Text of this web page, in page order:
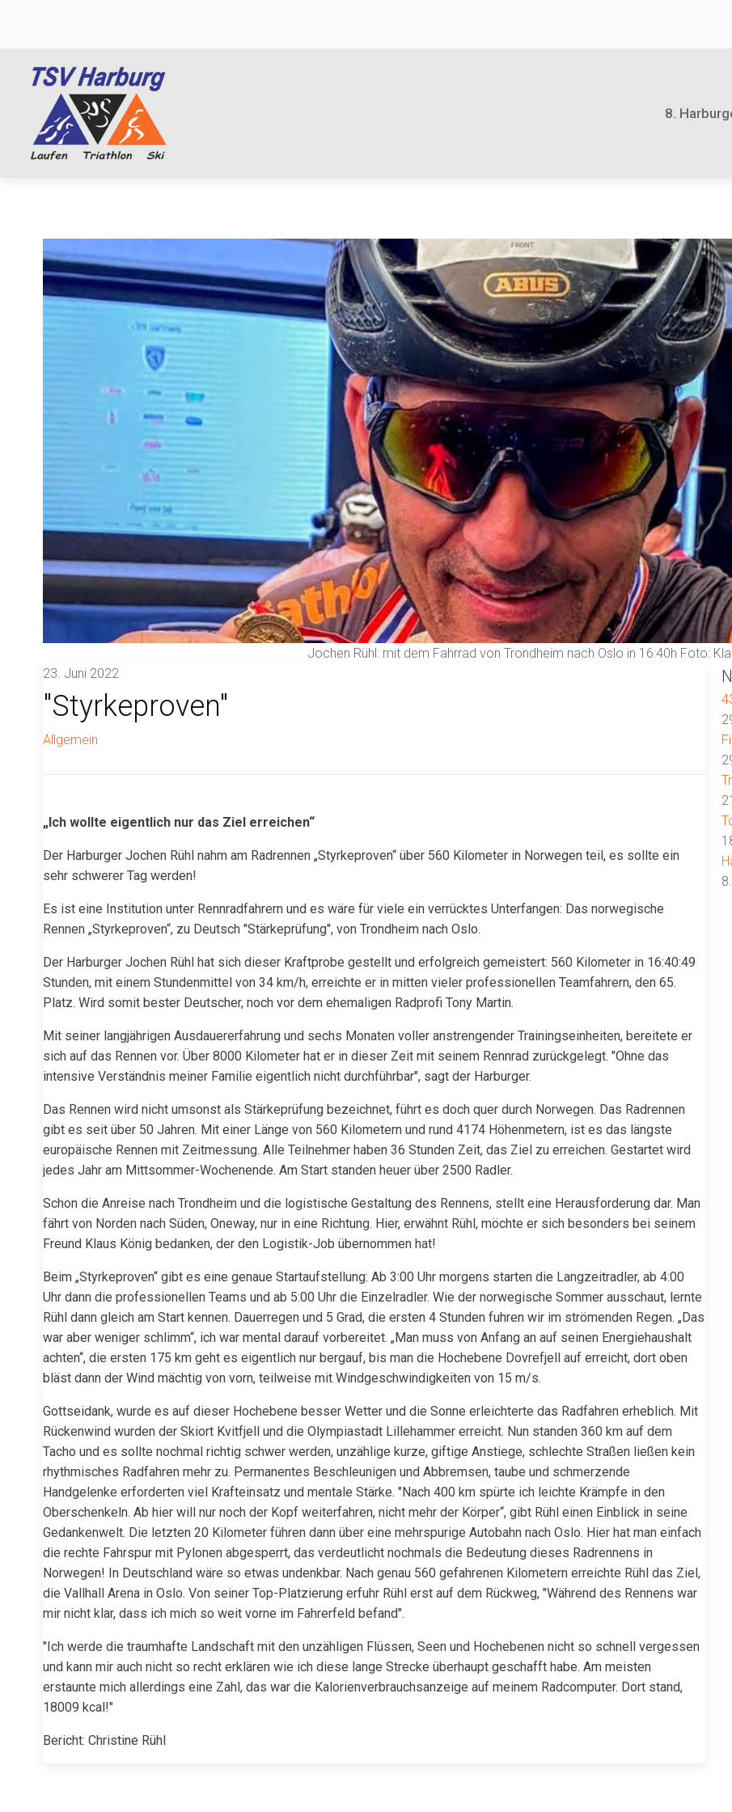
8.
Jochen Rühl: mit dem Fahrrad von Trondheim nach Oslo in 16:40h Foto:
23. Juni 2022
"Styrkeproven"
Allgemein
„Ich wollte eigentlich nur das Ziel erreichen“
Der Harburger Jochen Rühl nahm am Radrennen „Styrkeproven“ über 560 Kilometer in Norwegen teil, es sollte ein
sehr schwerer Tag werden!
Es ist eine Institution unter Rennradfahrern und es wäre für viele ein verrücktes Unterfangen: Das norwegische
Rennen „Styrkeproven“, zu Deutsch "Stärkeprüfung", von Trondheim nach Oslo.
Der Harburger Jochen Rühl hat sich dieser Kraftprobe gestellt und erfolgreich gemeistert: 560 Kilometer in 16:40:49
Stunden, mit einem Stundenmittel von 34 km/h, erreichte er in mitten vieler professionellen Teamfahrern, den 65.
Platz. Wird somit bester Deutscher, noch vor dem ehemaligen Radprofi Tony Martin.
Mit seiner langjährigen Ausdauererfahrung und sechs Monaten voller anstrengender Trainingseinheiten, bereitete er
sich auf das Rennen vor. Über 8000 Kilometer hat er in dieser Zeit mit seinem Rennrad zurückgelegt. "Ohne das
intensive Verständnis meiner Familie eigentlich nicht durchführbar", sagt der Harburger.
Das Rennen wird nicht umsonst als Stärkeprüfung bezeichnet, führt es doch quer durch Norwegen. Das Radrennen
gibt es seit über 50 Jahren. Mit einer Länge von 560 Kilometern und rund 4174 Höhenmetern, ist es das längste
europäische Rennen mit Zeitmessung. Alle Teilnehmer haben 36 Stunden Zeit, das Ziel zu erreichen. Gestartet wird
jedes Jahr am Mittsommer-Wochenende. Am Start standen heuer über 2500 Radler.
Schon die Anreise nach Trondheim und die logistische Gestaltung des Rennens, stellt eine Herausforderung dar. Man
fährt von Norden nach Süden, Oneway, nur in eine Richtung. Hier, erwähnt Rühl, möchte er sich besonders bei seinem
Freund Klaus König bedanken, der den Logistik-Job übernommen hat!
Beim „Styrkeproven“ gibt es eine genaue Startaufstellung: Ab 3:00 Uhr morgens starten die Langzeitradler, ab 4:00
Uhr dann die professionellen Teams und ab 5:00 Uhr die Einzelradler. Wie der norwegische Sommer ausschaut, lernte
Rühl dann gleich am Start kennen. Dauerregen und 5 Grad, die ersten 4 Stunden fuhren wir im strömenden Regen. „Das
war aber weniger schlimm“, ich war mental darauf vorbereitet. „Man muss von Anfang an auf seinen Energiehaushalt
achten“, die ersten 175 km geht es eigentlich nur bergauf, bis man die Hochebene Dovrefjell auf erreicht, dort oben
bläst dann der Wind mächtig von vorn, teilweise mit Windgeschwindigkeiten von 15 m/s.
Gottseidank, wurde es auf dieser Hochebene besser Wetter und die Sonne erleichterte das Radfahren erheblich. Mit
Rückenwind wurden der Skiort Kvitfjell und die Olympiastadt Lillehammer erreicht. Nun standen 360 km auf dem
Tacho und es sollte nochmal richtig schwer werden, unzählige kurze, giftige Anstiege, schlechte Straßen ließen kein
rhythmisches Radfahren mehr zu. Permanentes Beschleunigen und Abbremsen, taube und schmerzende
Handgelenke erforderten viel Krafteinsatz und mentale Stärke. "Nach 400 km spürte ich leichte Krämpfe in den
Oberschenkeln. Ab hier will nur noch der Kopf weiterfahren, nicht mehr der Körper“, gibt Rühl einen Einblick in seine
Gedankenwelt. Die letzten 20 Kilometer führen dann über eine mehrspurige Autobahn nach Oslo. Hier hat man einfach
die rechte Fahrspur mit Pylonen abgesperrt, das verdeutlicht nochmals die Bedeutung dieses Radrennens in
Norwegen! In Deutschland wäre so etwas undenkbar. Nach genau 560 gefahrenen Kilometern erreichte Rühl das Ziel,
die Vallhall Arena in Oslo. Von seiner Top-Platzierung erfuhr Rühl erst auf dem Rückweg, "Während des Rennens war
mir nicht klar, dass ich mich so weit vorne im Fahrerfeld befand".
"Ich werde die traumhafte Landschaft mit den unzähligen Flüssen, Seen und Hochebenen nicht so schnell vergessen
und kann mir auch nicht so recht erklären wie ich diese lange Strecke überhaupt geschafft habe. Am meisten
erstaunte mich allerdings eine Zahl, das war die Kalorienverbrauchsanzeige auf meinem Radcomputer. Dort stand,
18009 kcal!"
Bericht: Christine Rühl